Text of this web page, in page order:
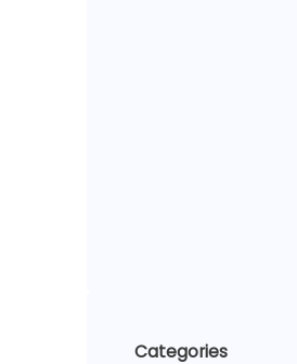
Categories